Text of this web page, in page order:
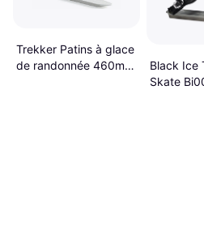
Trekker Patins à glace
de randonnée 460mm
Black Ice
Skate